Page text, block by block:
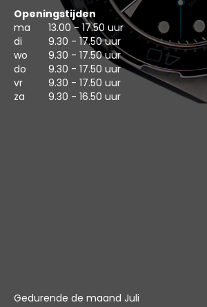
Openingstijden
ma
13.00 - 17.50 uur
di
9.30 - 17.50 uur
wo
9.30 - 17.50 uur
do
9.30 - 17.50 uur
vr
9.30 - 17.50 uur
za
9.30 - 16.50 uur
Gedurende de maand Juli